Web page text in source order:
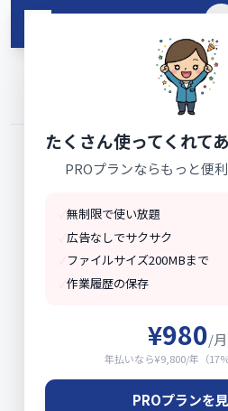
メインコンテンツへスキップ
高額介護サービス費の完全ガイド【
分・計算方法・年間合算制度・申請手
たくさん使ってくれて
PROプランならもっと便
無制限で使い放題
広告なしでサクサク
ファイルサイズ200MBまで
作業履歴の保存
¥980/月
年払いなら¥9,800/年（17%
PROプランを